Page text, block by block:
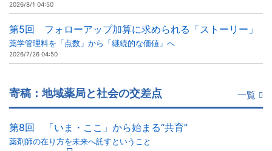
2026/8/1 04:50
第5回 フォローアップ加算に求められる「ストーリー」
薬学管理料を「点数」から「継続的な価値」へ
2026/7/26 04:50
寄稿：地域薬局と社会の交差点 一覧
第8回 「いま・ここ」から始まる“共育”
薬剤師の在り方を未来へ託すということ